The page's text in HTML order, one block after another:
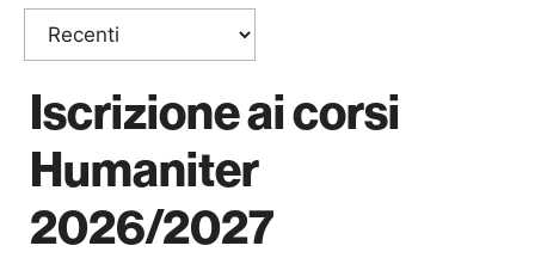
Iscrizione ai corsi
Humaniter
2026/2027
Chi siamo
Corsi Humaniter
Cultura
Sociale